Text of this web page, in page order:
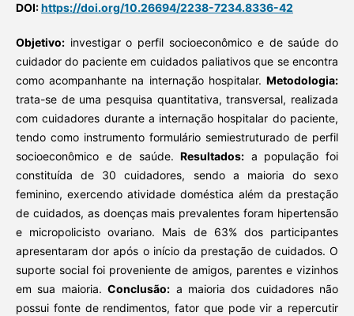
DOI:https://doi.org/10.26694/2238-7234.8336-42
Objetivo:investigar o perfil socioeconômico e de saúde do
cuidador do paciente em cuidados paliativos que se encontra
como acompanhante na internação hospitalar.Metodologia:
trata-se de uma pesquisa quantitativa, transversal, realizada
com cuidadores durante a internação hospitalar do paciente,
tendo como instrumento formulário semiestruturado de perfil
socioeconômico e de saúde.Resultados: a população foi
constituída de 30 cuidadores, sendo a maioria do sexo
feminino, exercendo atividade doméstica além da prestação
de cuidados, as doenças mais prevalentes foram hipertensão
e micropolicisto ovariano. Mais de 63% dos participantes
apresentaram dor após o início da prestação de cuidados. O
suporte social foi proveniente de amigos, parentes e vizinhos
em sua maioria.Conclusão: a maioria dos cuidadores não
possui fonte de rendimentos, fator que pode vir a repercutir